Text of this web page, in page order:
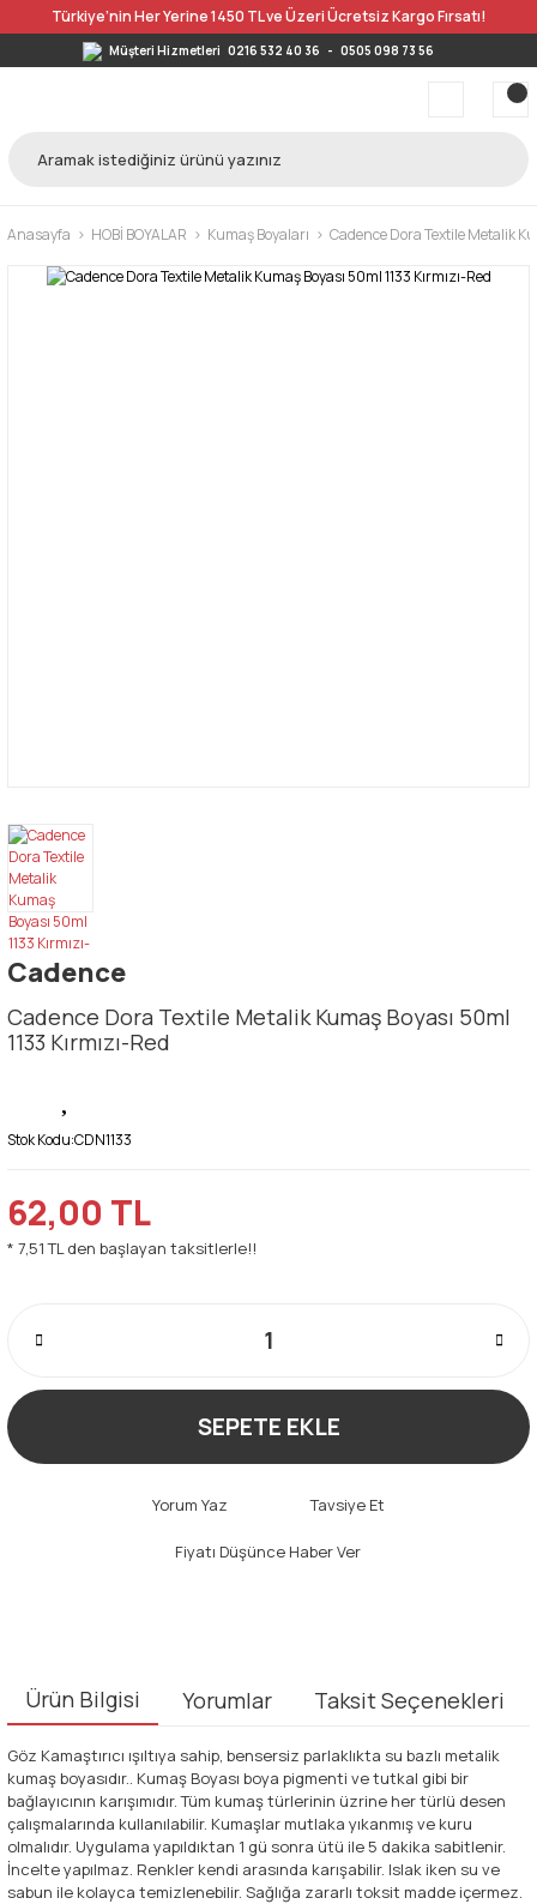
Türkiye’nin Her Yerine 1450 TL ve Üzeri Ücretsiz Kargo Fırsatı!
Müşteri Hizmetleri 0216 532 40 36 - 0505 098 73 56
Anasayfa HOBİ BOYALAR Kumaş Boyaları Cadence Dora Textile Metalik
Cadence
Cadence Dora Textile Metalik Kumaş Boyası 50ml
1133 Kırmızı-Red
Stok Kodu:CDN1133
62,00 TL
* 7,51 TL den başlayan taksitlerle!!
SEPETE EKLE
Yorum Yaz Tavsiye Et
Fiyatı Düşünce Haber Ver
Ürün Bilgisi Yorumlar Taksit Seçenekleri
Göz Kamaştırıcı ışıltıya sahip, bensersiz parlaklıkta su bazlı metalik
kumaş boyasıdır.. Kumaş Boyası boya pigmenti ve tutkal gibi bir
bağlayıcının karışımıdır. Tüm kumaş türlerinin üzrine her türlü desen
çalışmalarında kullanılabilir. Kumaşlar mutlaka yıkanmış ve kuru
olmalıdır. Uygulama yapıldıktan 1 gü sonra ütü ile 5 dakika sabitlenir.
İncelte yapılmaz. Renkler kendi arasında karışabilir. Islak iken su ve
sabun ile kolayca temizlenebilir. Sağlığa zararlı toksit madde içermez.